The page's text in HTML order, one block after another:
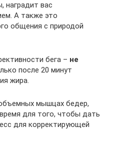
наградит вас
А также это
общения с природой
бега – не
после 20 минут
жира.
мышцах бедер,
для того, чтобы дать
для корректирующей